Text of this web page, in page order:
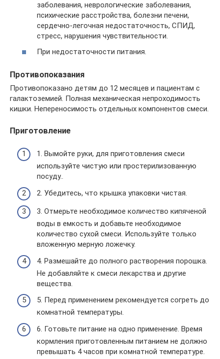
заболевания, неврологические заболевания,
психические расстройства, болезни печени,
сердечно-легочная недостаточность, СПИД,
стресс, нарушения чувствительности.
При недостаточности питания.
Противопоказания
Противопоказано детям до 12 месяцев и пациентам с
галактоземией. Полная механическая непроходимость
кишки. Непереносимость отдельных компонентов смеси.
Приготовление
1. Вымойте руки, для приготовления смеси
используйте чистую или простерилизованную
посуду..
2. Убедитесь, что крышка упаковки чистая.
3. Отмерьте необходимое количество кипяченой
воды в емкость и добавьте необходимое
количество сухой смеси. Используйте только
вложенную мерную ложечку.
4. Размешайте до полного растворения порошка.
Не добавляйте к смеси лекарства и другие
вещества.
5. Перед применением рекомендуется согреть до
комнатной температуры.
6. Готовьте питание на одно применение. Время
кормления приготовленным питанием не должно
превышать 4 часов при комнатной температуре.